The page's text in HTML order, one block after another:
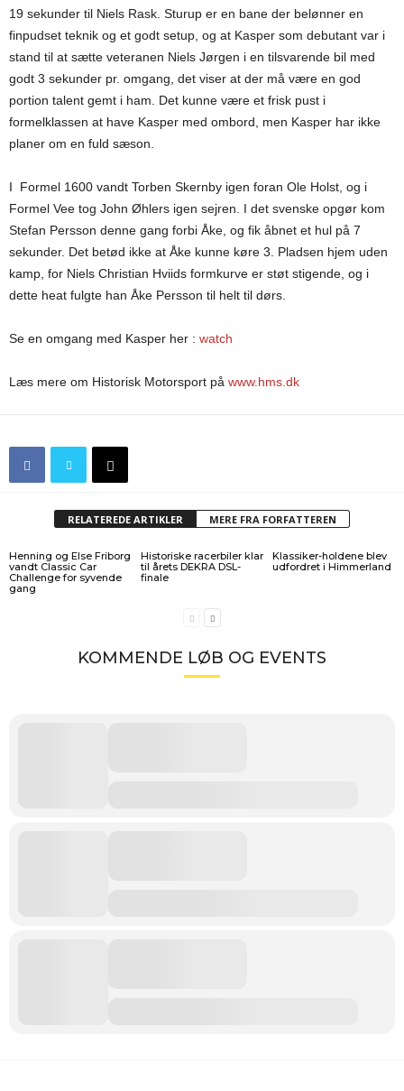
19 sekunder til Niels Rask. Sturup er en bane der belønner en
finpudset teknik og et godt setup, og at Kasper som debutant var i
stand til at sætte veteranen Niels Jørgen i en tilsvarende bil med
godt 3 sekunder pr. omgang, det viser at der må være en god
portion talent gemt i ham. Det kunne være et frisk pust i
formelklassen at have Kasper med ombord, men Kasper har ikke
planer om en fuld sæson.
I Formel 1600 vandt Torben Skernby igen foran Ole Holst, og i
Formel Vee tog John Øhlers igen sejren. I det svenske opgør kom
Stefan Persson denne gang forbi Åke, og fik åbnet et hul på 7
sekunder. Det betød ikke at Åke kunne køre 3. Pladsen hjem uden
kamp, for Niels Christian Hviids formkurve er støt stigende, og i
dette heat fulgte han Åke Persson til helt til dørs.
Se en omgang med Kasper her : watch
Læs mere om Historisk Motorsport på www.hms.dk
RELATEREDE ARTIKLER MERE FRA FORFATTEREN
Henning og Else Friborg
vandt Classic Car
Challenge for syvende
gang
Historiske racerbiler klar
til årets DEKRA DSL-
finale
Klassiker-holdene blev
udfordret i Himmerland
KOMMENDE LØB OG EVENTS